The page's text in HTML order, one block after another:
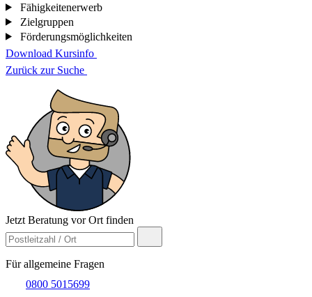
Fähigkeitenerwerb
Zielgruppen
Förderungsmöglichkeiten
Download Kursinfo
Zurück zur Suche
Jetzt Beratung vor Ort finden
Für allgemeine Fragen
0800 5015699